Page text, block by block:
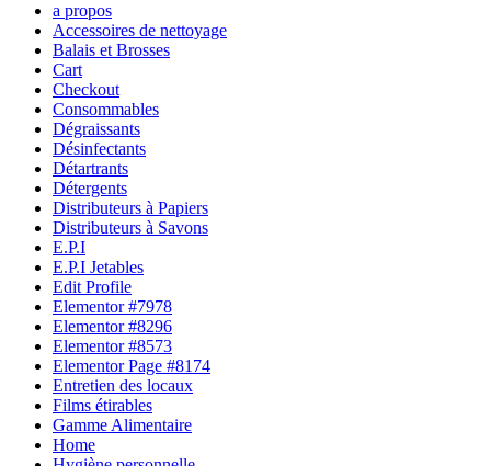
a propos
Accessoires de nettoyage
Balais et Brosses
Cart
Checkout
Consommables
Dégraissants
Désinfectants
Détartrants
Détergents
Distributeurs à Papiers
Distributeurs à Savons
E.P.I
E.P.I Jetables
Edit Profile
Elementor #7978
Elementor #8296
Elementor #8573
Elementor Page #8174
Entretien des locaux
Films étirables
Gamme Alimentaire
Home